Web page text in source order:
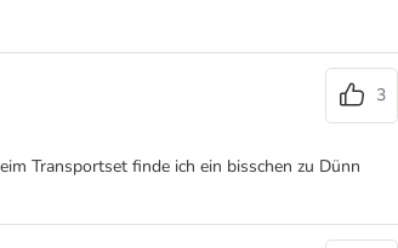
3
Transportset finde ich ein bisschen zu Dünn